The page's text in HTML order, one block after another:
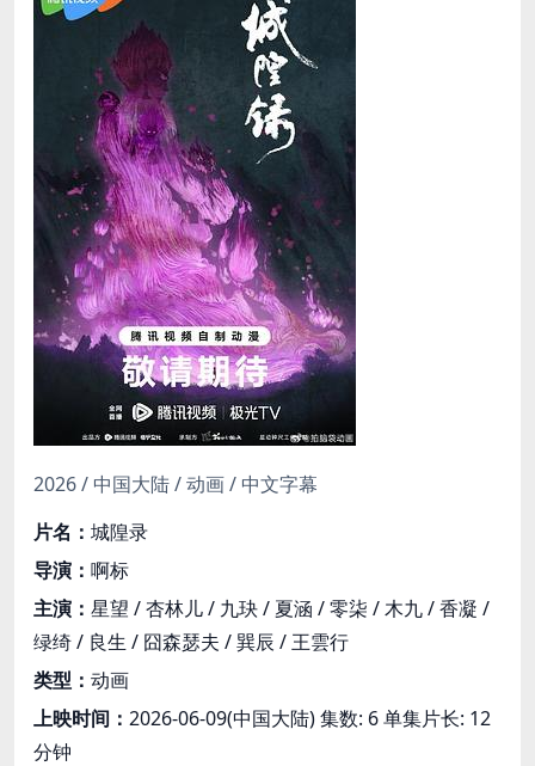
2026 / 中国大陆 / 动画 / 中文字幕
片名： 城隍录
导演： 啊标
主演： 星望 / 杏林儿 / 九玦 / 夏涵 / 零柒 / 木九 / 香凝 /
绿绮 / 良生 / 囧森瑟夫 / 巽辰 / 王雲行
类型： 动画
上映时间： 2026-06-09(中国大陆) 集数: 6 单集片长: 12
分钟